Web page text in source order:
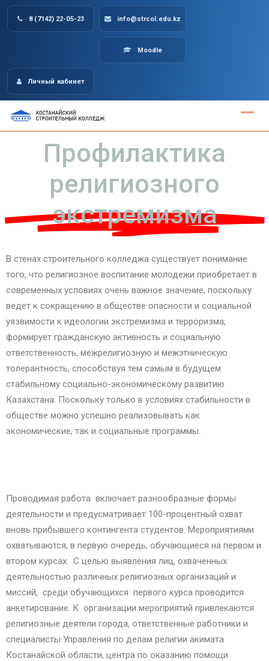
8 (7142) 22-05-23 info@strcol.edu.kz
Moodle
Личный кабинет
Профилактика
религиозного
экстремизма
В стенах строительного колледжа существует понимание
того, что религиозное воспитание молодежи приобретает в
современных условиях очень важное значение, поскольку
ведет к сокращению в обществе опасности и социальной
уязвимости к идеологии экстремизма и терроризма,
формирует гражданскую активность и социальную
ответственность, межрелигиозную и межэтническую
толерантность, способствуя тем самым в будущем
стабильному социально-экономическому развитию
Казахстана. Поскольку только в условиях стабильности в
обществе можно успешно реализовывать как
экономические, так и социальные программы.
Проводимая работа включает разнообразные формы
деятельности и предусматривает 100-процентный охват
вновь прибывшего контингента студентов. Мероприятиями
охватываются, в первую очередь, обучающиеся на первом и
втором курсах. С целью выявления лиц, охваченных
деятельностью различных религиозных организаций и
миссий, среди обучающихся первого курса проводится
анкетирование. К организации мероприятий привлекаются
религиозные деятели города, ответственные работники и
специалисты Управления по делам религии акимата
Костанайской области, центра по оказанию помощи